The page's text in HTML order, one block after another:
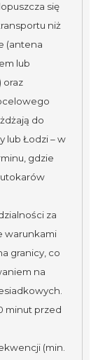
się
niż
(antena
lub
oraz
do
lub Łodzi – w
gdzie
za
warunkami
granicy, co
na
minut przed
(min.